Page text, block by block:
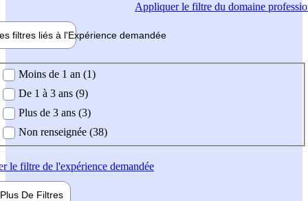
Appliquerle filtre du domaine
filtres liés à l'Expérience demandée
demandée
Moins de 1 an (1)
De 1 à 3 ans (9)
Plus de 3 ans (3)
Non renseignée (38)
le filtre de l'expérience demandée
Plus De Filtres